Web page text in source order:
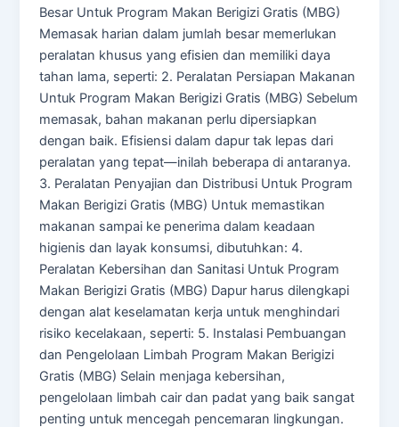
Besar Untuk Program Makan Berigizi Gratis (MBG)
Memasak harian dalam jumlah besar memerlukan
peralatan khusus yang efisien dan memiliki daya
tahan lama, seperti: 2. Peralatan Persiapan Makanan
Untuk Program Makan Berigizi Gratis (MBG) Sebelum
memasak, bahan makanan perlu dipersiapkan
dengan baik. Efisiensi dalam dapur tak lepas dari
peralatan yang tepat—inilah beberapa di antaranya.
3. Peralatan Penyajian dan Distribusi Untuk Program
Makan Berigizi Gratis (MBG) Untuk memastikan
makanan sampai ke penerima dalam keadaan
higienis dan layak konsumsi, dibutuhkan: 4.
Peralatan Kebersihan dan Sanitasi Untuk Program
Makan Berigizi Gratis (MBG) Dapur harus dilengkapi
dengan alat keselamatan kerja untuk menghindari
risiko kecelakaan, seperti: 5. Instalasi Pembuangan
dan Pengelolaan Limbah Program Makan Berigizi
Gratis (MBG) Selain menjaga kebersihan,
pengelolaan limbah cair dan padat yang baik sangat
penting untuk mencegah pencemaran lingkungan.